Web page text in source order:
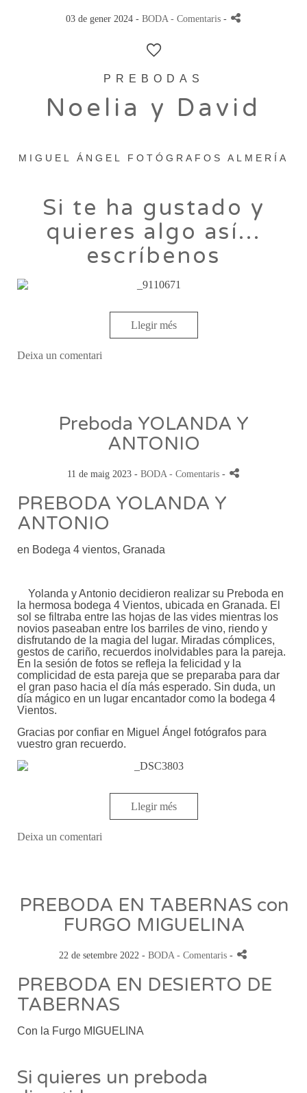
03 de gener 2024 - BODA - Comentaris -
PREBODAS
Noelia y David
MIGUEL ÁNGEL FOTÓGRAFOS ALMERÍA
Si te ha gustado y
quieres algo así...
escríbenos
Llegir més
Deixa un comentari
Preboda YOLANDA Y
ANTONIO
11 de maig 2023 - BODA - Comentaris -
PREBODA YOLANDA Y
ANTONIO
en Bodega 4 vientos, Granada
Yolanda y Antonio decidieron realizar su Preboda en
la hermosa bodega 4 Vientos, ubicada en Granada. El
sol se filtraba entre las hojas de las vides mientras los
novios paseaban entre los barriles de vino, riendo y
disfrutando de la magia del lugar. Miradas cómplices,
gestos de cariño, recuerdos inolvidables para la pareja.
En la sesión de fotos se refleja la felicidad y la
complicidad de esta pareja que se preparaba para dar
el gran paso hacia el día más esperado. Sin duda, un
día mágico en un lugar encantador como la bodega 4
Vientos.
Gracias por confiar en Miguel Ángel fotógrafos para
vuestro gran recuerdo.
Llegir més
Deixa un comentari
PREBODA EN TABERNAS con
FURGO MIGUELINA
22 de setembre 2022 - BODA - Comentaris -
PREBODA EN DESIERTO DE
TABERNAS
Con la Furgo MIGUELINA
Si quieres un preboda